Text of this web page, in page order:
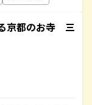
京都のお寺 三